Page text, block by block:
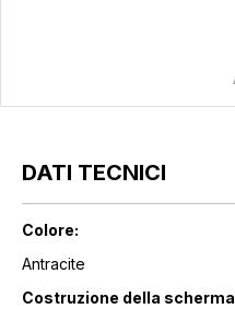
DATI TECNICI
Colore:
Antracite
Costruzione della